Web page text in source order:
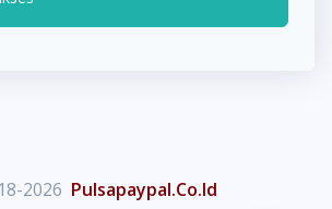
2026 Pulsapaypal.Co.Id